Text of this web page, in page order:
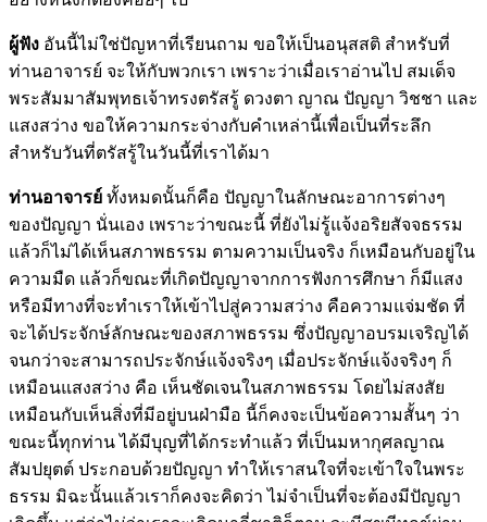
ผู้ฟัง อันนี้ไม่ใช่ปัญหาที่เรียนถาม ขอให้เป็นอนุสสติ สำหรับที่
ท่านอาจารย์ จะให้กับพวกเรา เพราะว่าเมื่อเราอ่านไป สมเด็จ
พระสัมมาสัมพุทธเจ้าทรงตรัสรู้ ดวงตา ญาณ ปัญญา วิชชา และ
แสงสว่าง ขอให้ความกระจ่างกับคำเหล่านี้เพื่อเป็นที่ระลึก
สำหรับวันที่ตรัสรู้ในวันนี้ที่เราได้มา
ท่านอาจารย์ ทั้งหมดนั้นก็คือ ปัญญาในลักษณะอาการต่างๆ
ของปัญญา นั่นเอง เพราะว่าขณะนี้ ที่ยังไม่รู้แจ้งอริยสัจจธรรม
แล้วก็ไม่ได้เห็นสภาพธรรม ตามความเป็นจริง ก็เหมือนกับอยู่ใน
ความมืด แล้วก็ขณะที่เกิดปัญญาจากการฟังการศึกษา ก็มีแสง
หรือมีทางที่จะทำเราให้เข้าไปสู่ความสว่าง คือความแจ่มชัด ที่
จะได้ประจักษ์ลักษณะของสภาพธรรม ซึ่งปัญญาอบรมเจริญได้
จนกว่าจะสามารถประจักษ์แจ้งจริงๆ เมื่อประจักษ์แจ้งจริงๆ ก็
เหมือนแสงสว่าง คือ เห็นชัดเจนในสภาพธรรม โดยไม่สงสัย
เหมือนกับเห็นสิ่งที่มีอยู่บนฝ่ามือ นี้ก็คงจะเป็นข้อความสั้นๆ ว่า
ขณะนี้ทุกท่าน ได้มีบุญที่ได้กระทำแล้ว ที่เป็นมหากุศลญาณ
สัมปยุตต์ ประกอบด้วยปัญญา ทำให้เราสนใจที่จะเข้าใจในพระ
ธรรม มิฉะนั้นแล้วเราก็คงจะคิดว่า ไม่จำเป็นที่จะต้องมีปัญญา